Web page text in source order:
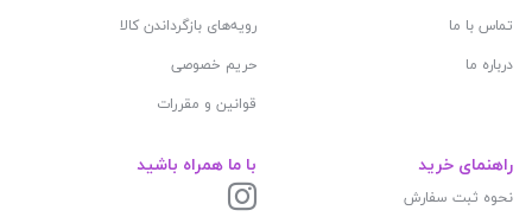
تماس با ما
درباره ما
رویه‌های بازگرداندن کالا
حریم خصوصی
قوانین و مقررات
راهنمای خرید
نحوه ثبت سفارش
با ما همراه باشید